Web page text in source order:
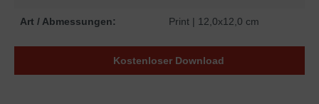
Art / Abmessungen: Print | 12,0x12,0 cm
Kostenloser Download